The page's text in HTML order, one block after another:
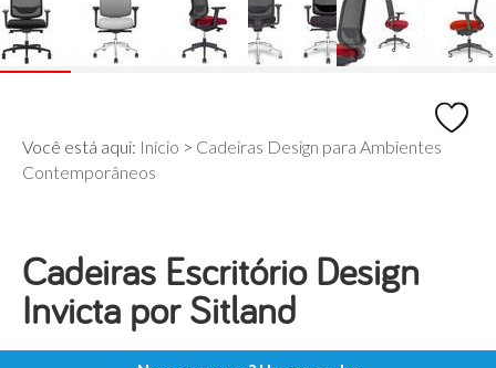
Você está aqui: Início > Cadeiras Design para Ambientes
Contemporâneos
Cadeiras Escritório Design
Invicta por Sitland